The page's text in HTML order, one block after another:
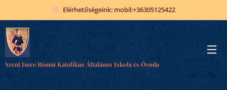
Elérhetőségeink: mobil:+36305125422
Szent Imre Római Katolikus Általános Iskola és Óvoda